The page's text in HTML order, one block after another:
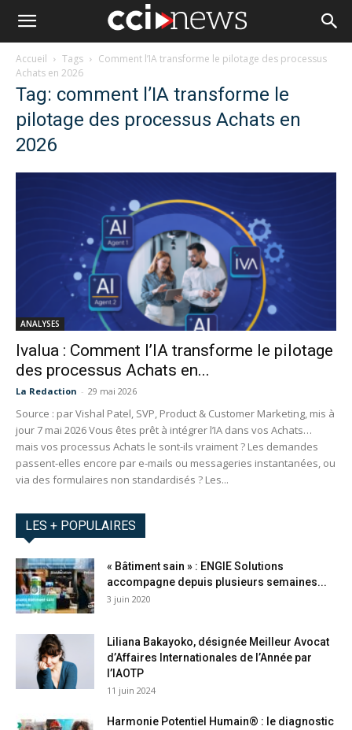
Accueil Tags
Comment l’IA transforme le pilotage des processus
Achats en 2026
Tag: comment l’IA transforme le
pilotage des processus Achats en
2026
ANALYSES
Ivalua : Comment l’IA transforme le pilotage
des processus Achats en...
La Redaction - 29 mai 2026
Source : par Vishal Patel, SVP, Product & Customer Marketing, mis à
jour 7 mai 2026 Vous êtes prêt à intégrer l’IA dans vos Achats…
mais vos processus Achats le sont-ils vraiment ? Les demandes
passent-elles encore par e-mails ou messageries instantanées, ou
via des formulaires non standardisés ? Les...
LES + POPULAIRES
« Bâtiment sain » : ENGIE Solutions
accompagne depuis plusieurs semaines...
3 juin 2020
Liliana Bakayoko, désignée Meilleur Avocat
d’Affaires Internationales de l’Année par
l’IAOTP
11 juin 2024
Harmonie Potentiel Humain® : le diagnostic